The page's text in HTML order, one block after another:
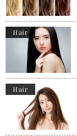
Hair
Hair